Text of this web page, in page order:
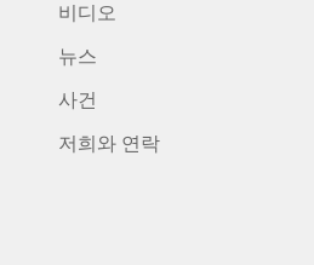
비디오
뉴스
사건
저희와 연락